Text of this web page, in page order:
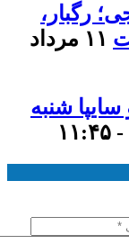
رگبار،
۱۱ مرداد
شنبه